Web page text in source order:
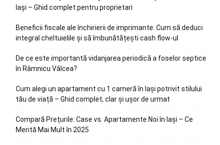
Iași – Ghid complet pentru proprietari
Beneficii fiscale ale închirierii de imprimante: Cum să deduci
integral cheltuielile și să îmbunătățești cash flow-ul
De ce este importantă vidanjarea periodică a foselor septice
în Râmnicu Vâlcea?
Cum alegi un apartament cu 1 cameră în Iași potrivit stilului
tău de viață – Ghid complet, clar și ușor de urmat
Compară Prețurile: Case vs. Apartamente Noi în Iași – Ce
Merită Mai Mult în 2025